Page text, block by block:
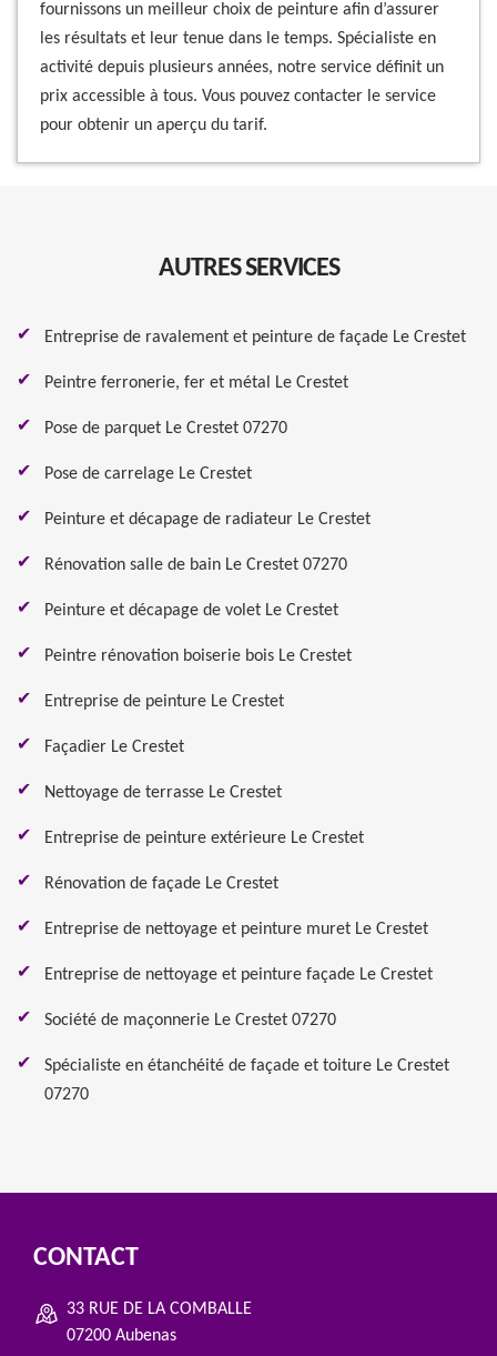
fournissons un meilleur choix de peinture afin d’assurer
les résultats et leur tenue dans le temps. Spécialiste en
activité depuis plusieurs années, notre service définit un
prix accessible à tous. Vous pouvez contacter le service
pour obtenir un aperçu du tarif.
AUTRES SERVICES
Entreprise de ravalement et peinture de façade Le Crestet
Peintre ferronerie, fer et métal Le Crestet
Pose de parquet Le Crestet 07270
Pose de carrelage Le Crestet
Peinture et décapage de radiateur Le Crestet
Rénovation salle de bain Le Crestet 07270
Peinture et décapage de volet Le Crestet
Peintre rénovation boiserie bois Le Crestet
Entreprise de peinture Le Crestet
Façadier Le Crestet
Nettoyage de terrasse Le Crestet
Entreprise de peinture extérieure Le Crestet
Rénovation de façade Le Crestet
Entreprise de nettoyage et peinture muret Le Crestet
Entreprise de nettoyage et peinture façade Le Crestet
Société de maçonnerie Le Crestet 07270
Spécialiste en étanchéité de façade et toiture Le Crestet
07270
CONTACT
33 RUE DE LA COMBALLE
07200 Aubenas